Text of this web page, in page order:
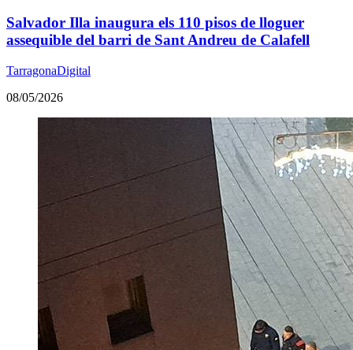
Salvador Illa inaugura els 110 pisos de lloguer
assequible del barri de Sant Andreu de Calafell
TarragonaDigital
08/05/2026